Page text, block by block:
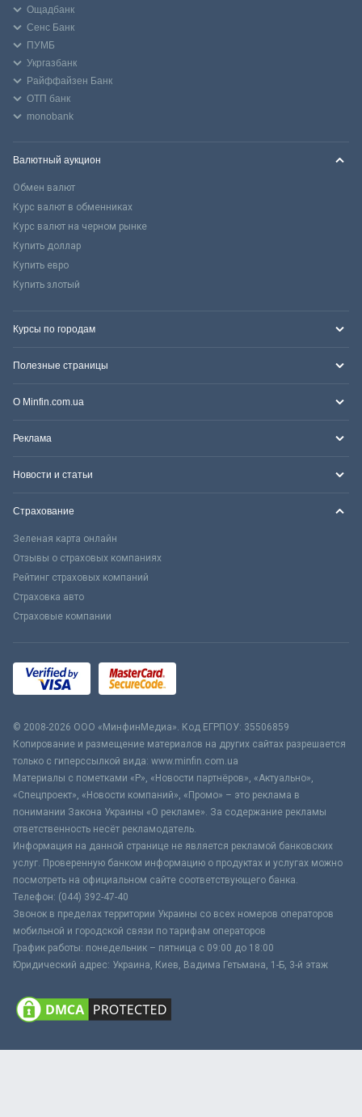
Ощадбанк
Сенс Банк
ПУМБ
Укргазбанк
Райффайзен Банк
ОТП банк
monobank
Валютный аукцион
Обмен валют
Курс валют в обменниках
Курс валют на черном рынке
Купить доллар
Купить евро
Купить злотый
Курсы по городам
Полезные страницы
О Minfin.com.ua
Реклама
Новости и статьи
Страхование
Зеленая карта онлайн
Отзывы о страховых компаниях
Рейтинг страховых компаний
Страховка авто
Страховые компании
© 2008-2026 ООО «МинфинМедиа». Код ЕГРПОУ: 35506859
Копирование и размещение материалов на других сайтах разрешается
только с гиперссылкой вида: www.minfin.com.ua
Материалы с пометками «Р», «Новости партнёров», «Актуально»,
«Спецпроект», «Новости компаний», «Промо» – это реклама в
понимании Закона Украины «О рекламе». За содержание рекламы
ответственность несёт рекламодатель.
Информация на данной странице не является рекламой банковских
услуг. Проверенную банком информацию о продуктах и услугах можно
посмотреть на официальном сайте соответствующего банка.
Телефон: (044) 392-47-40
Звонок в пределах территории Украины со всех номеров операторов
мобильной и городской связи по тарифам операторов
График работы: понедельник – пятница с 09:00 до 18:00
Юридический адрес: Украина, Киев, Вадима Гетьмана, 1-Б, 3-й этаж